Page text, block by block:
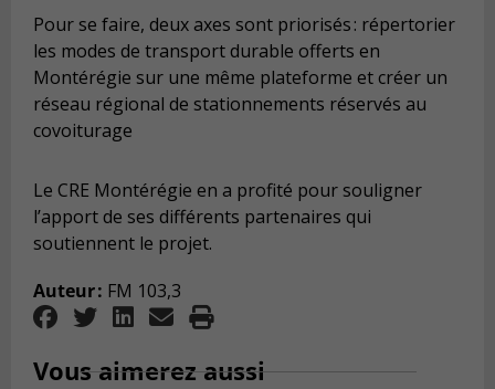
Pour se faire, deux axes sont priorisés : répertorier
les modes de transport durable offerts en
Montérégie sur une même plateforme et créer un
réseau régional de stationnements réservés au
covoiturage
Le CRE Montérégie en a profité pour souligner
l’apport de ses différents partenaires qui
soutiennent le projet.
Auteur : FM 103,3
Vous aimerez aussi